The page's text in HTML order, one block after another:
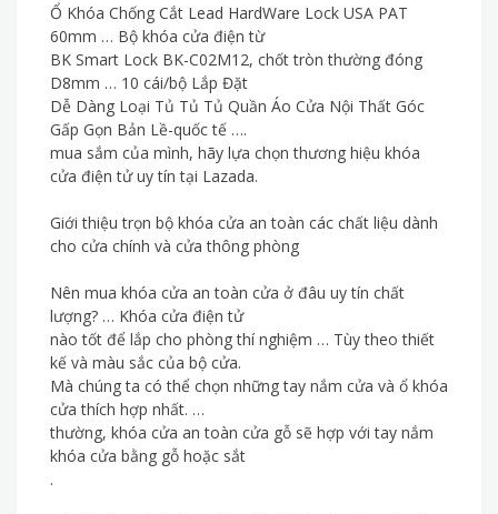
Ổ Khóa Chống Cắt Lead HardWare Lock USA PAT
60mm … Bộ khóa cửa điện từ
BK Smart Lock BK-C02M12, chốt tròn thường đóng
D8mm … 10 cái/bộ Lắp Đặt
Dễ Dàng Loại Tủ Tủ Tủ Quần Áo Cửa Nội Thất Góc
Gấp Gọn Bản Lề-quốc tế ….
mua sắm của mình, hãy lựa chọn thương hiệu khóa
cửa điện tử uy tín tại Lazada.
Giới thiệu trọn bộ khóa cửa an toàn các chất liệu dành
cho cửa chính và cửa thông phòng
Nên mua khóa cửa an toàn cửa ở đâu uy tín chất
lượng? … Khóa cửa điện tử
nào tốt để lắp cho phòng thí nghiệm … Tùy theo thiết
kế và màu sắc của bộ cửa.
Mà chúng ta có thể chọn những tay nắm cửa và ổ khóa
cửa thích hợp nhất. …
thường, khóa cửa an toàn cửa gỗ sẽ hợp với tay nắm
khóa cửa bằng gỗ hoặc sắt
.